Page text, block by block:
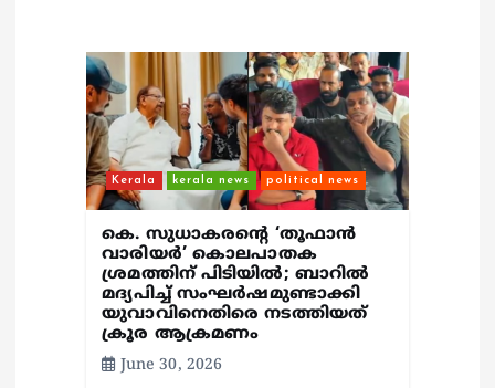
Kerala kerala news political news
കെ. സുധാകരന്റെ ‘തൂഫാൻ
വാരിയർ’ കൊലപാതക
ശ്രമത്തിന് പിടിയിൽ; ബാറില്‍
മദ്യപിച്ച് സംഘര്‍ഷമുണ്ടാക്കി
യുവാവിനെതിരെ നടത്തിയത്
ക്രൂര ആക്രമണം
June 30, 2026